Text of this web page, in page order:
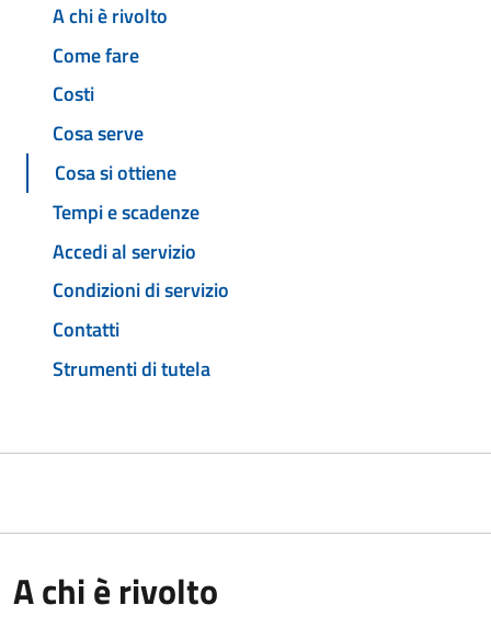
A chi è rivolto
Come fare
Costi
Cosa serve
Cosa si ottiene
Tempi e scadenze
Accedi al servizio
Condizioni di servizio
Contatti
Strumenti di tutela
A chi è rivolto